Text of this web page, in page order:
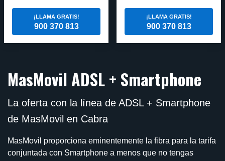
¡LLAMA GRATIS!
900 370 813
¡LLAMA GRATIS!
900 370 813
MasMovil ADSL + Smartphone
La oferta con la línea de ADSL + Smartphone
de MasMovil en Cabra
MasMovil proporciona eminentemente la fibra para la tarifa
conjuntada con Smartphone a menos que no tengas